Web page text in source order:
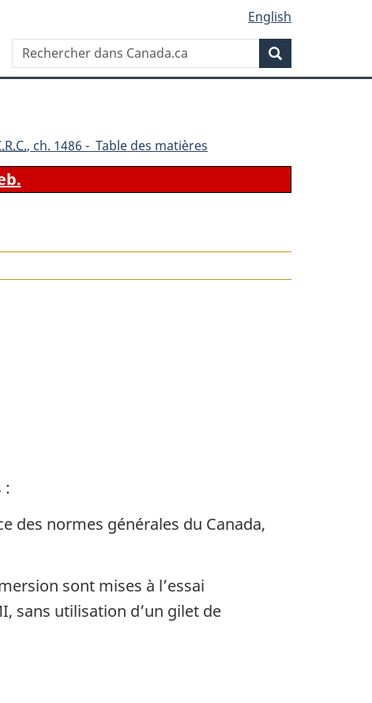
English
Rechercher
dans
Canada.ca
, ch. 1486 - Table des matières
:
des normes générales du Canada,
sont mises à l’essai
sans utilisation d’un gilet de